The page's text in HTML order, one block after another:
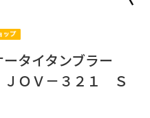
ータイタンブラー
ＪＯＶ－３２１ Ｓ